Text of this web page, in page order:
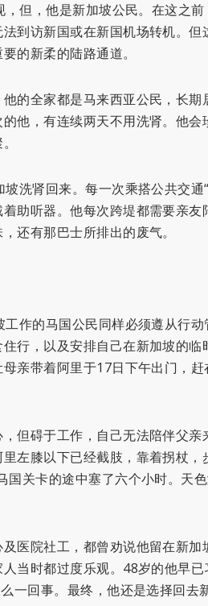
但，他是新加坡公民。在这之
到访新国或在新国机场转机。
的新柔的陆路通道。
的全家都是马来西亚公民，长
他，有连续两天不用洗肾。他
洗肾回来。每一次乘搭公共交通
助听器。他每次跨堤都需要亲友
还有那巴士所排出的废气。
作的马国公民同样必须遵从行
行，以及安排自己在新加坡的临
亲带着阿里于17日下午出门，
但碍于工作，自己无法陪伴父亲
左膝以下已经截肢，靠着拐杖，
国关卡的途中塞了六个小时。天
医院社工，都曾劝说他留在新
当时都过度乐观。48岁的他早
一回事。最终，他还是选择回去